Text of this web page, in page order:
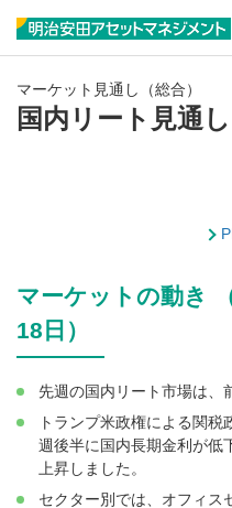
マーケット見通し（総合）
国内リート見通
マーケットの動き
18日）
先週の国内リート市場は、
トランプ米政権による関
週後半に国内長期金利が低
上昇しました。
セクター別では、オフィス